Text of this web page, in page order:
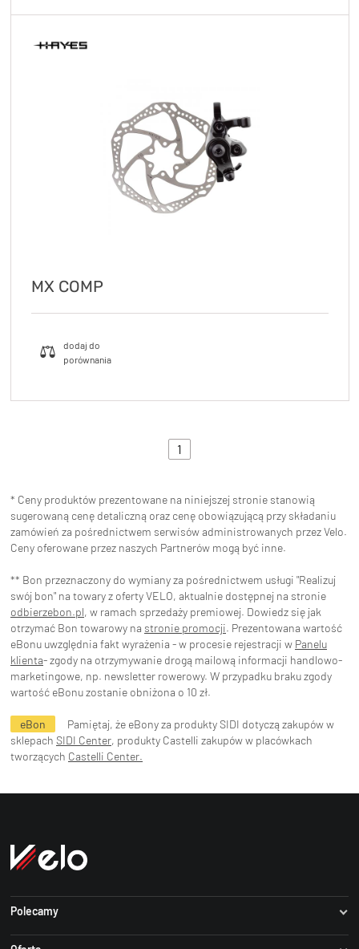
MX COMP
1
* Ceny produktów prezentowane na niniejszej stronie stanowią
sugerowaną cenę detaliczną oraz cenę obowiązującą przy składaniu
zamówień za pośrednictwem serwisów administrowanych przez Velo.
Ceny oferowane przez naszych Partnerów mogą być inne.
** Bon przeznaczony do wymiany za pośrednictwem usługi "Realizuj
swój bon" na towary z oferty VELO, aktualnie dostępnej na stronie
odbierzebon.pl, w ramach sprzedaży premiowej. Dowiedz się jak
otrzymać Bon towarowy na stronie promocji. Prezentowana wartość
eBonu uwzględnia fakt wyrażenia - w procesie rejestracji w Panelu
klienta- zgody na otrzymywanie drogą mailową informacji handlowo-
marketingowe, np. newsletter rowerowy. W przypadku braku zgody
wartość eBonu zostanie obniżona o 10 zł.
eBon
Pamiętaj, że eBony za produkty SIDI dotyczą zakupów w
sklepach SIDI Center, produkty Castelli zakupów w placówkach
tworzących Castelli Center.
Polecamy
Dartmoor